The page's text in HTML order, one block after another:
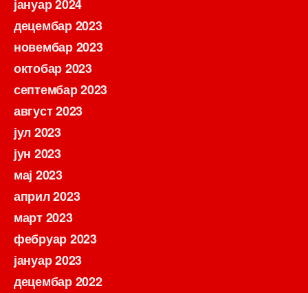
јануар 2024
децембар 2023
новембар 2023
октобар 2023
септембар 2023
август 2023
јул 2023
јун 2023
мај 2023
април 2023
март 2023
фебруар 2023
јануар 2023
децембар 2022